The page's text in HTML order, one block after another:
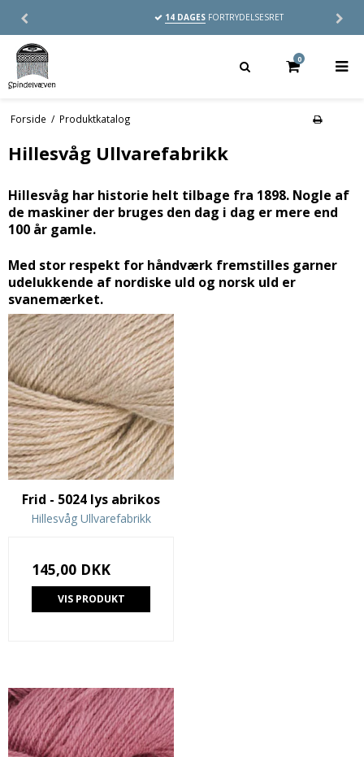
14 DAGES FORTRYDELSESRET
0
Forside / Produktkatalog
Hillesvåg Ullvarefabrikk
Hillesvåg har historie helt tilbage fra 1898. Nogle af
de maskiner der bruges den dag i dag er mere end
100 år gamle.
Med stor respekt for håndværk fremstilles garner
udelukkende af nordiske uld og norsk uld er
svanemærket.
Frid - 5024 lys abrikos
Hillesvåg Ullvarefabrikk
145,00 DKK
VIS PRODUKT